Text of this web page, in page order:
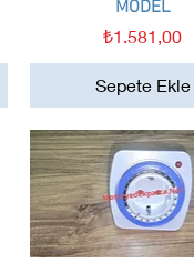
MODEL
Fiyat
₺1.581,00
Sepete Ekle